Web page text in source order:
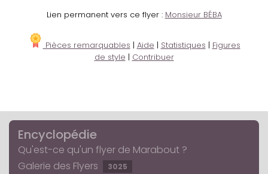
Lien permanent vers ce flyer : Monsieur BÉBA
Pièces remarquables | Aide | Statistiques | Figures
de style | Contribuer
Encyclopédie
Qu'est-ce qu'un flyer de Marabout ?
Galerie des Flyers
3025